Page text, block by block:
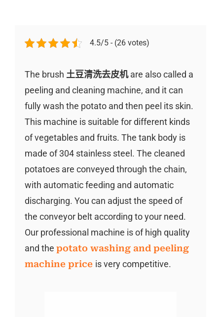
4.5/5 - (26 votes)
The brush 土豆清洗去皮机are also called a
peeling and cleaning machine, and it can
fully wash the potato and then peel its skin.
This machine is suitable for different kinds
of vegetables and fruits. The tank body is
made of 304 stainless steel. The cleaned
potatoes are conveyed through the chain,
with automatic feeding and automatic
discharging. You can adjust the speed of
the conveyor belt according to your need.
Our professional machine is of high quality
and the potato washing and peeling
machine price is very competitive.